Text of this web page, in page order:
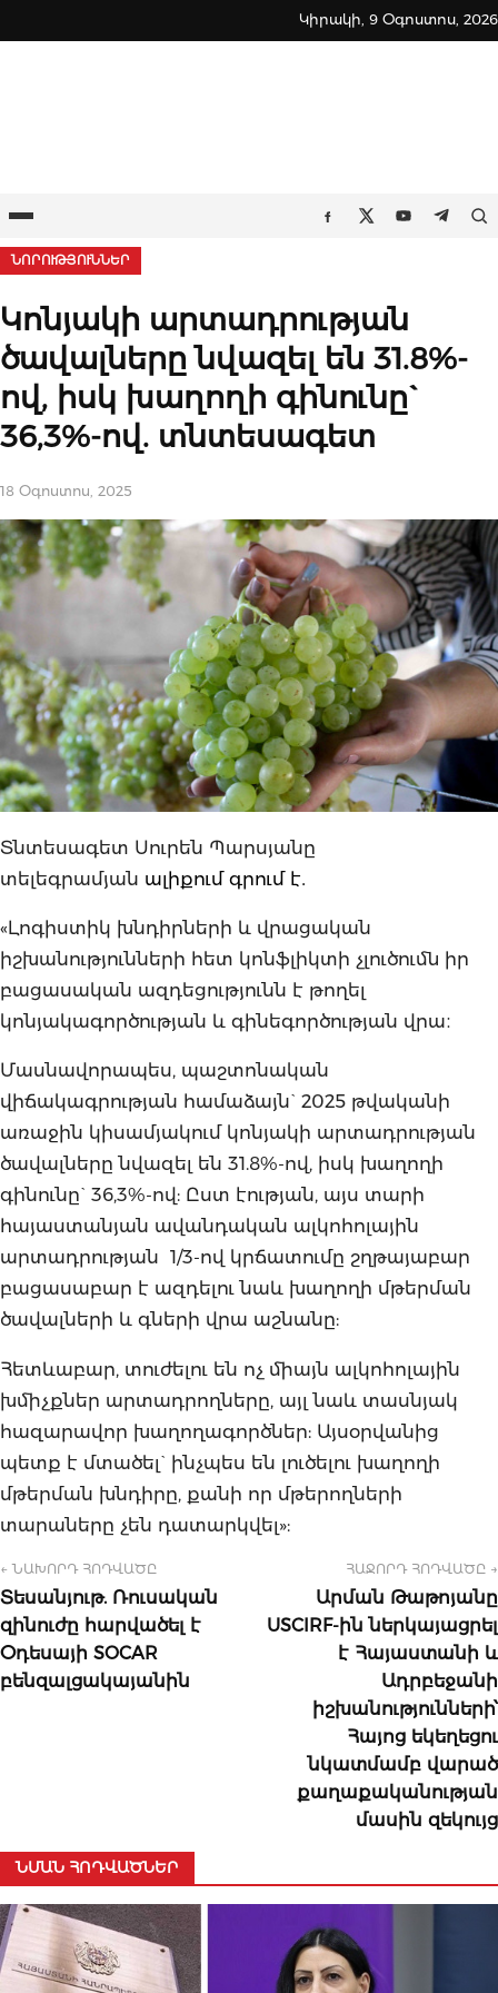
to
Կիրակի, 9 Օգոստոս, 2026
Ընտրացանկ Facebook
TwitterYoutube
ՆՈՐՈՒԹՅՈՒՆՆԵՐ
Կոնյակի արտադրության
ծավալները նվազել են 31.8%-
ով, իսկ խաղողի գինունը`
36,3%-ով. տնտեսագետ
18 Օգոստոս, 2025
Տնտեսագետ Սուրեն Պարսյանը
տելեգրամյան ալիքում գրում է․
«Լոգիստիկ խնդիրների և վրացական
իշխանությունների հետ կոնֆլիկտի չլուծումն իր
բացասական ազդեցությունն է թողել
կոնյակագործության և գինեգործության վրա։
Մասնավորապես, պաշտոնական
վիճակագրության համաձայն` 2025 թվականի
առաջին կիսամյակում կոնյակի արտադրության
ծավալները նվազել են 31.8%-ով, իսկ խաղողի
գինունը` 36,3%-ով: Ըստ էության, այս տարի
հայաստանյան ավանդական ալկոհոլային
արտադրության 1/3-ով կրճատումը շղթայաբար
բացասաբար է ազդելու նաև խաղողի մթերման
ծավալների և գների վրա աշնանը:
Հետևաբար, տուժելու են ոչ միայն ալկոհոլային
խմիչքներ արտադրողները, այլ նաև տասնյակ
հազարավոր խաղողագործներ: Այսօրվանից
պետք է մտածել` ինչպես են լուծելու խաղողի
մթերման խնդիրը, քանի որ մթերողների
տարաները չեն դատարկվել»:
← ՆԱԽՈՐԴ ՀՈԴՎԱԾԸ
Տեսանյութ. Ռուսական
զինուժը հարվածել է
Օդեսայի SOCAR
բենզալցակայանին
ՀԱՋՈՐԴ ՀՈԴՎԱԾԸ →
Արման Թաթոյանը
USCIRF-ին ներկայացրել
է Հայաստանի և
Ադրբեջանի
իշխանությունների՝
Հայոց եկեղեցու
նկատմամբ վարած
քաղաքականության
մասին զեկույց
ՆՄԱՆ ՀՈԴՎԱԾՆԵՐ